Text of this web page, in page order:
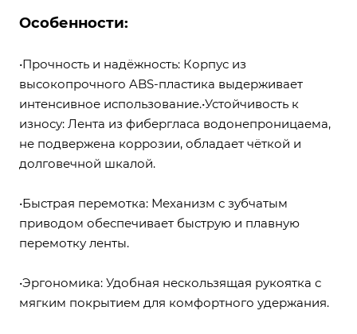
Особенности:
•Прочность и надёжность: Корпус из
высокопрочного ABS-пластика выдерживает
интенсивное использование.•Устойчивость к
износу: Лента из фибергласа водонепроницаема,
не подвержена коррозии, обладает чёткой и
долговечной шкалой.
•Быстрая перемотка: Механизм с зубчатым
приводом обеспечивает быструю и плавную
перемотку ленты.
•Эргономика: Удобная нескользящая рукоятка с
мягким покрытием для комфортного удержания.